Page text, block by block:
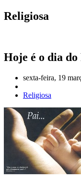
Religiosa
Hoje é o dia do
sexta-feira, 19
Religiosa